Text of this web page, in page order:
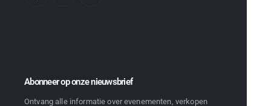
Abonneer op onze nieuwsbrief
Ontvang alle informatie over evenementen, verkopen